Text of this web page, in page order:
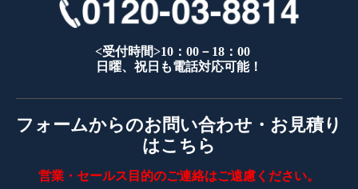
<受付時間>10：00－18：00
日曜、祝日も電話対応可能！
フォームからのお問い合わせ・お見積り
はこちら
営業・セールス目的のご連絡はご遠慮ください。